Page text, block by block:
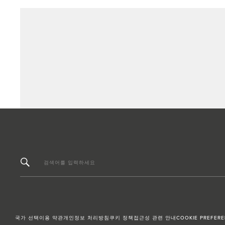
검색어를 입력하세요
국가 선택 이용 약관개인정보 처리방침쿠키 정책 접근성 관련 안내COOKIE